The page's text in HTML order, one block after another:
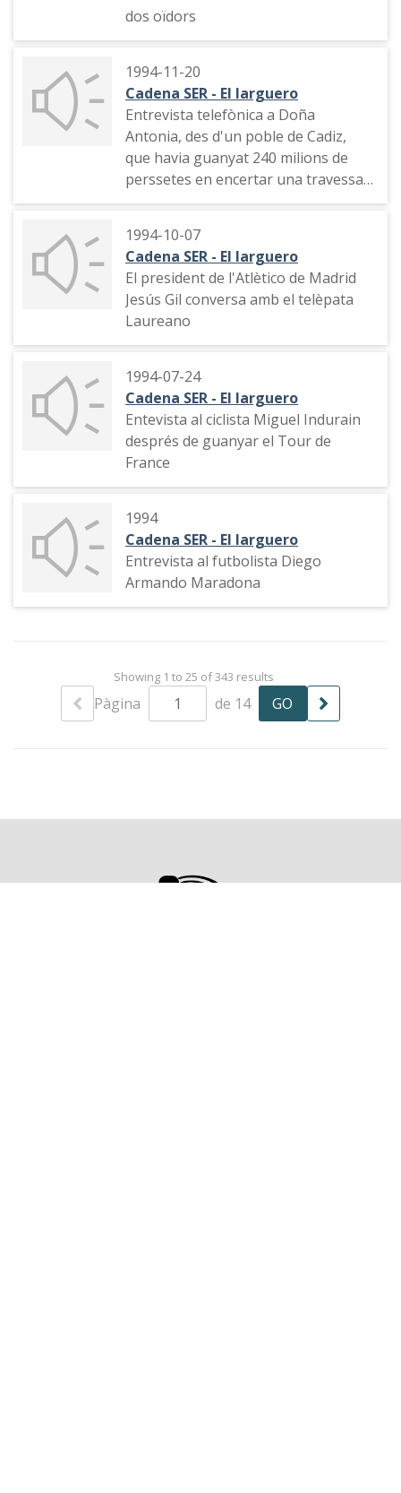
dos oïdors
1994-11-20
Cadena SER - El larguero
Entrevista telefònica a Doña
Antonia, des d'un poble de Cadiz,
que havia guanyat 240 milions de
perssetes en encertar una travessa
de futbol
1994-10-07
Cadena SER - El larguero
El president de l'Atlètico de Madrid
Jesús Gil conversa amb el telèpata
Laureano
1994-07-24
Cadena SER - El larguero
Entevista al ciclista Miguel Indurain
després de guanyar el Tour de
France
1994
Cadena SER - El larguero
Entrevista al futbolista Diego
Armando Maradona
Showing 1 to 25 of 343 results
Pàgina de 14